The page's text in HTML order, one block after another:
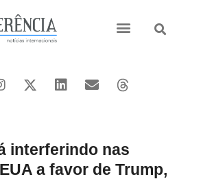
interferindo nas
a favor de Trump,